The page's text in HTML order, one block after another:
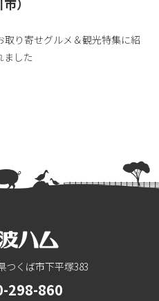
くば市下平塚383
298-860